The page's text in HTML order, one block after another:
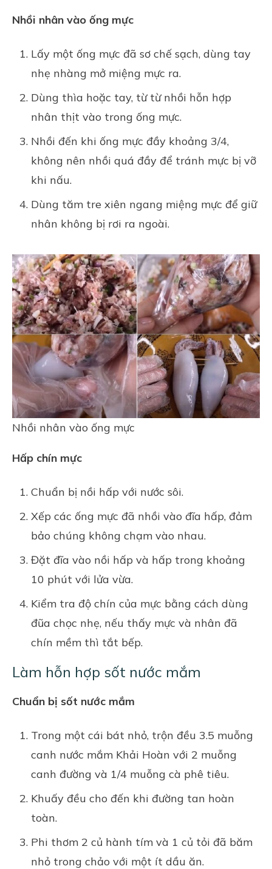
Nhồi nhân vào ống mực
Lấy một ống mực đã sơ chế sạch, dùng tay
nhẹ nhàng mở miệng mực ra.
Dùng thìa hoặc tay, từ từ nhồi hỗn hợp
nhân thịt vào trong ống mực.
Nhồi đến khi ống mực đầy khoảng 3/4,
không nên nhồi quá đầy để tránh mực bị vỡ
khi nấu.
Dùng tăm tre xiên ngang miệng mực để giữ
nhân không bị rơi ra ngoài.
Nhồi nhân vào ống mực
Hấp chín mực
Chuẩn bị nồi hấp với nước sôi.
Xếp các ống mực đã nhồi vào đĩa hấp, đảm
bảo chúng không chạm vào nhau.
Đặt đĩa vào nồi hấp và hấp trong khoảng
10 phút với lửa vừa.
Kiểm tra độ chín của mực bằng cách dùng
đũa chọc nhẹ, nếu thấy mực và nhân đã
chín mềm thì tắt bếp.
Làm hỗn hợp sốt nước mắm
Chuẩn bị sốt nước mắm
Trong một cái bát nhỏ, trộn đều 3.5 muỗng
canh nước mắm Khải Hoàn với 2 muỗng
canh đường và 1/4 muỗng cà phê tiêu.
Khuấy đều cho đến khi đường tan hoàn
toàn.
Phi thơm 2 củ hành tím và 1 củ tỏi đã băm
nhỏ trong chảo với một ít dầu ăn.